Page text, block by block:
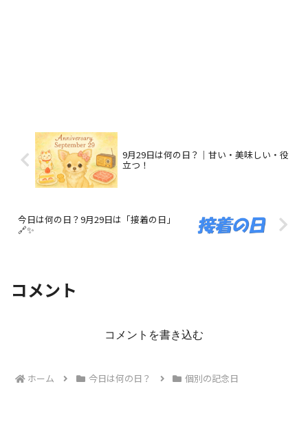
9月29日は何の日？｜甘い・美味しい・役
立つ！
今日は何の日？9月29日は「接着の日」
🔗✨
コメント
コメントを書き込む
ホーム 今日は何の日？ 個別の記念日